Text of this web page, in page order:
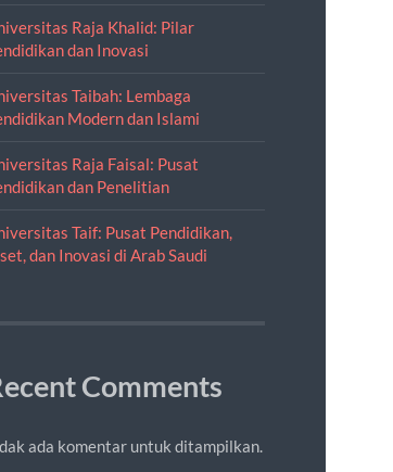
Raja Khalid: Pilar
dan Inovasi
Taibah: Lembaga
Modern dan Islami
Raja Faisal: Pusat
dan Penelitian
Taif: Pusat Pendidikan,
dan Inovasi di Arab Saudi
Comments
ada komentar untuk ditampilkan.